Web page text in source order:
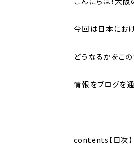
今回は日本にお
どうなるかをこ
情報をブログを
contents【目次】